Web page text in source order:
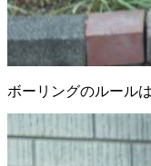
ボーリングのルール